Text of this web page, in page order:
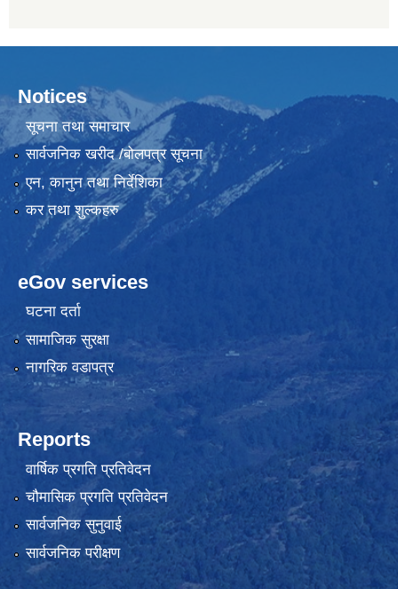
Notices
सूचना तथा समाचार
सार्वजनिक खरीद /बोलपत्र सूचना
एन, कानुन तथा निर्देशिका
कर तथा शुल्कहरु
eGov services
घटना दर्ता
सामाजिक सुरक्षा
नागरिक वडापत्र
Reports
वार्षिक प्रगति प्रतिवेदन
चौमासिक प्रगति प्रतिवेदन
सार्वजनिक सुनुवाई
सार्वजनिक परीक्षण